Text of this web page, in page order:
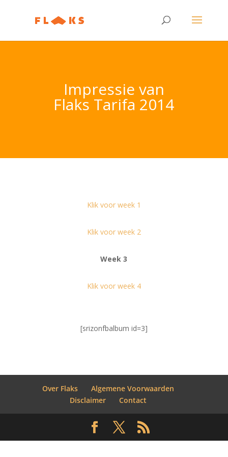
Impressie van
Flaks Tarifa 2014
Klik voor week 1
Klik voor week 2
Week 3
Klik voor week 4
[srizonfbalbum id=3]
Over Flaks
Algemene Voorwaarden
Disclaimer
Contact